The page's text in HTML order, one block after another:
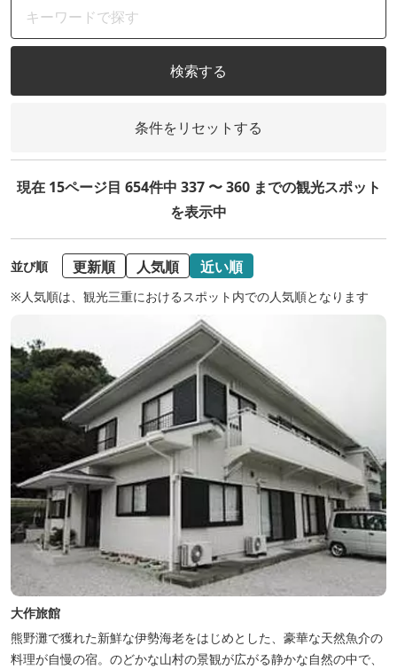
検索する
条件をリセットする
現在 15ページ目 654件中 337 〜 360 までの観光スポット
を表示中
並び順 更新順 人気順 近い順
※人気順は、観光三重におけるスポット内での人気順となります
大作旅館
熊野灘で獲れた新鮮な伊勢海老をはじめとした、豪華な天然魚介の
料理が自慢の宿。のどかな山村の景観が広がる静かな自然の中で、